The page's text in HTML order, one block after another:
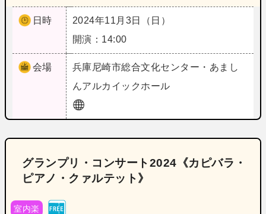
日時
2024年11月3日（日）
開演：14:00
会場 兵庫 尼崎市総合文化センター・あまし
んアルカイックホール
グランプリ・コンサート2024《カピバラ・
ピアノ・クァルテット》
室内楽